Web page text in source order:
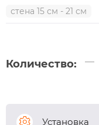
стена 15 см - 21 см
Количество:
Установка